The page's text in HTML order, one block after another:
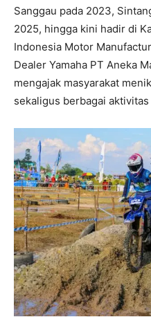
Sanggau pada 2023,
2025, hingga kini hadir di
Indonesia Motor
Dealer Yamaha PT Aneka
mengajak masyarakat
sekaligus berbagai